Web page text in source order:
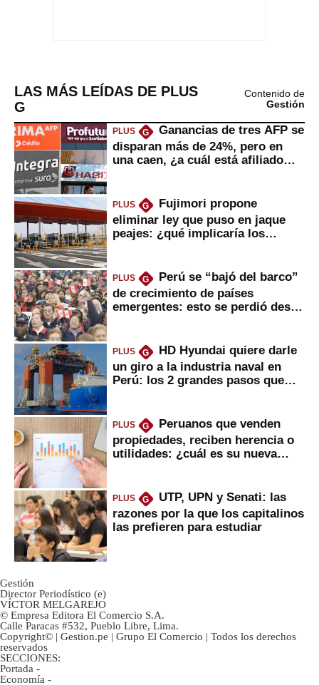
LAS MÁS LEÍDAS DE PLUS
G
Contenido de
Gestión
PLUS G
Ganancias de tres AFP se
disparan más de 24%, pero en
una caen, ¿a cuál está afiliado
PLUS G
Fujimori propone
eliminar ley que puso en jaque
peajes: ¿qué implicaría los
PLUS G
Perú se “bajó del barco”
de crecimiento de países
emergentes: esto se perdió desde
PLUS G
HD Hyundai quiere darle
un giro a la industria naval en
Perú: los 2 grandes pasos que
PLUS G
Peruanos que venden
propiedades, reciben herencia o
utilidades: ¿cuál es su nueva
PLUS G
UTP, UPN y Senati: las
razones por la que los capitalinos
las prefieren para estudiar
Gestión
Director Periodístico (e)
VÍCTOR MELGAREJO
© Empresa Editora El Comercio S.A.
Calle Paracas #532, Pueblo Libre, Lima.
Copyright© | Gestion.pe | Grupo El Comercio | Todos los derechos
reservados
SECCIONES:
Portada -
Economía -